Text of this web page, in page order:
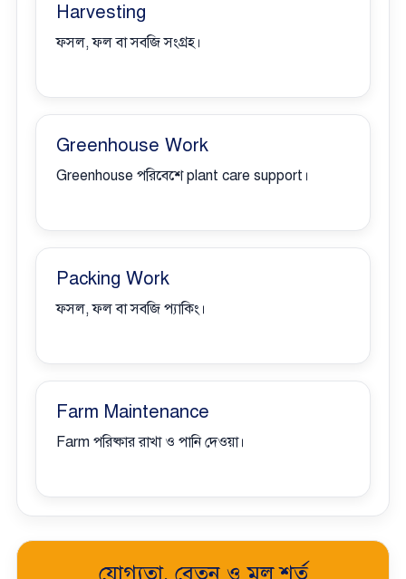
Harvesting
ফসল, ফল বা সবজি সংগ্রহ।
Greenhouse Work
Greenhouse পরিবেশে plant care support।
Packing Work
ফসল, ফল বা সবজি প্যাকিং।
Farm Maintenance
Farm পরিষ্কার রাখা ও পানি দেওয়া।
যোগ্যতা, বেতন ও মূল শর্ত